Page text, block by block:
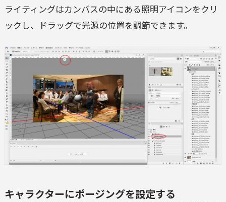
ライティングはカンバスの中にある照明アイコンをクリ
ックし、ドラッグで光源の位置を調節できます。
キャラクターにポージングを設定する